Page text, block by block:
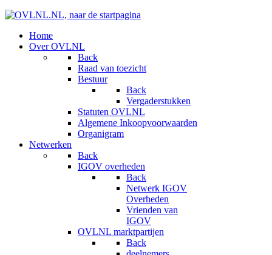
Home
Over OVLNL
Back
Raad van toezicht
Bestuur
Back
Vergaderstukken
Statuten OVLNL
Algemene Inkoopvoorwaarden
Organigram
Netwerken
Back
IGOV overheden
Back
Netwerk IGOV
Overheden
Vrienden van
IGOV
OVLNL marktpartijen
Back